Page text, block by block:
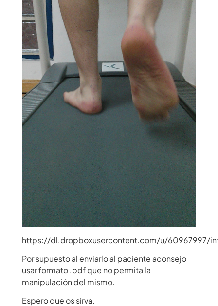
https://dl.dropboxusercontent.com/u/60967997/
Por supuesto al enviarlo al paciente aconsejo
usar formato .pdf que no permita la
manipulación del mismo.
Espero que os sirva.